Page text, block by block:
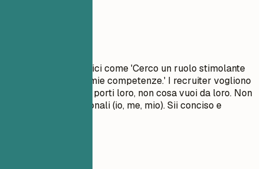
Evita obiettivi generici come 'Cerco un ruolo stimolante
per far crescere le mie competenze.' I recruiter vogliono
sapere quale valore porti loro, non cosa vuoi da loro. Non
usare pronomi personali (io, me, mio). Sii conciso e